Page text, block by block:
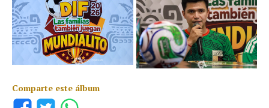
Comparte este álbum